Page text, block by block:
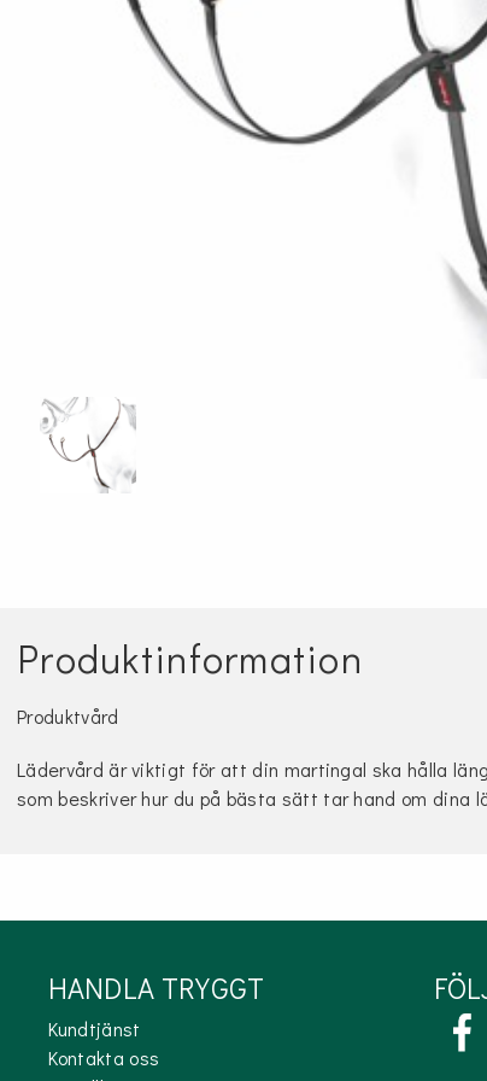
Sadelskydd & stigbygelskydd
Produktinformation
Produktvård
Lädervård är viktigt för att din martingal ska hålla
som beskriver hur du på bästa sätt tar hand om dina
HANDLA TRYGGT
Kundtjänst
Kontakta oss